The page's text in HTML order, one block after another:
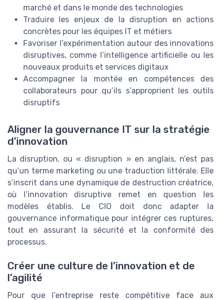
marché et dans le monde des technologies
Traduire les enjeux de la disruption en actions
concrètes pour les équipes IT et métiers
Favoriser l’expérimentation autour des innovations
disruptives, comme l’intelligence artificielle ou les
nouveaux produits et services digitaux
Accompagner la montée en compétences des
collaborateurs pour qu’ils s’approprient les outils
disruptifs
Aligner la gouvernance IT sur la stratégie
d’innovation
La disruption, ou « disruption » en anglais, n’est pas
qu’un terme marketing ou une traduction littérale. Elle
s’inscrit dans une dynamique de destruction créatrice,
où l’innovation disruptive remet en question les
modèles établis. Le CIO doit donc adapter la
gouvernance informatique pour intégrer ces ruptures,
tout en assurant la sécurité et la conformité des
processus.
Créer une culture de l’innovation et de
l’agilité
Pour que l’entreprise reste compétitive face aux